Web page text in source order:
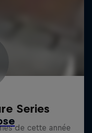
Series
de cette année